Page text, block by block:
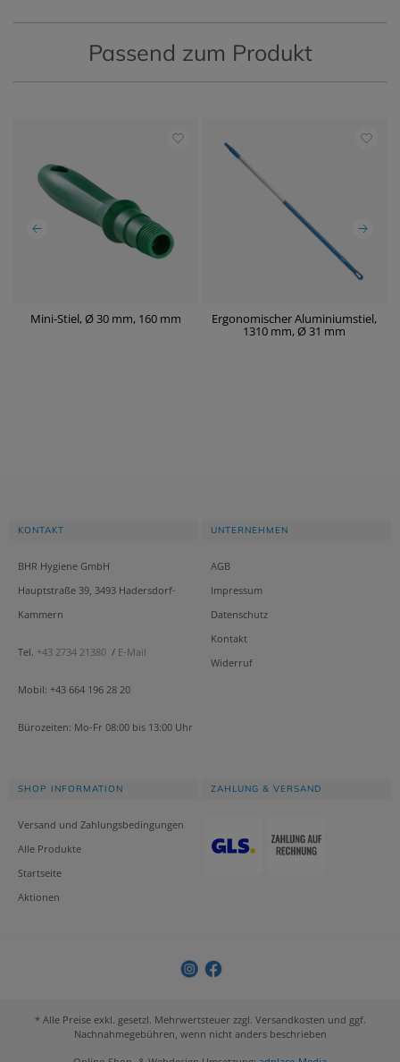
Passend zum Produkt
Mini-Stiel, Ø 30 mm, 160 mm Ergonomischer Aluminiumstiel,
1310 mm, Ø 31 mm
KONTAKT
BHR Hygiene GmbH
Hauptstraße 39, 3493 Hadersdorf-
Kammern
Tel. +43 2734 21380 / E-Mail
Mobil: +43 664 196 28 20
Bürozeiten: Mo-Fr 08:00 bis 13:00 Uhr
UNTERNEHMEN
AGB
Impressum
Datenschutz
Kontakt
Widerruf
SHOP INFORMATION
Versand und Zahlungsbedingungen
Alle Produkte
Startseite
Aktionen
ZAHLUNG & VERSAND
* Alle Preise exkl. gesetzl. Mehrwertsteuer zzgl. Versandkosten und ggf.
Nachnahmegebühren, wenn nicht anders beschrieben